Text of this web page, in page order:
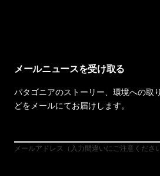
メールニュースを受け取る
パタゴニアのストーリー、環境への取
どをメールにてお届けします。
メールアドレス（入力間違いにご注意ください